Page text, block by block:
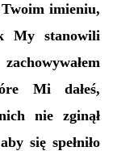
imieniu,
My stanowili
Mi dałeś,
nie zginął
się spełniło